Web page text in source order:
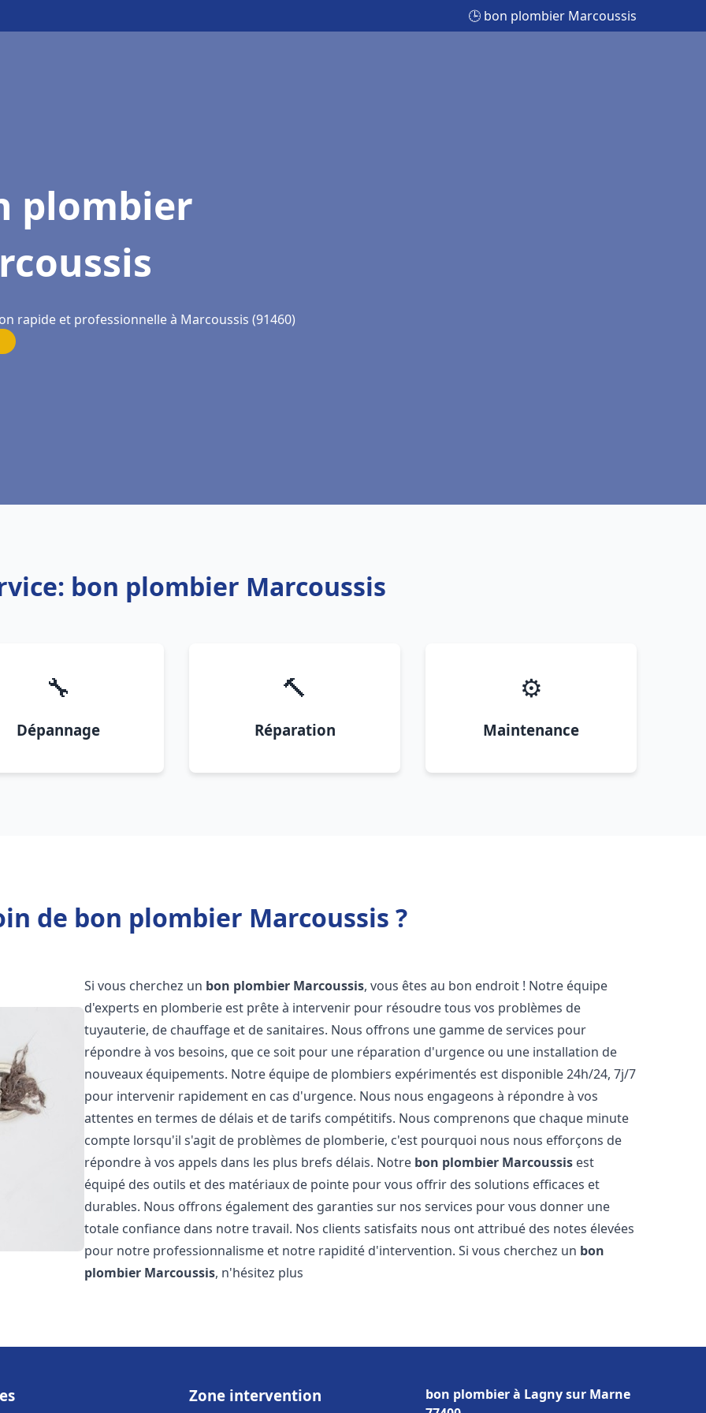
🕒 bon plombier Marcoussis
plombier
rapide et professionnelle à Marcoussis (91460)
bon plombier Marcoussis
🔧
Dépannage
🔨
Réparation
⚙️
Maintenance
de bon plombier Marcoussis ?
Si vous cherchez un bon plombier Marcoussis, vous êtes au bon endroit ! Notre équipe
d'experts en plomberie est prête à intervenir pour résoudre tous vos problèmes de
tuyauterie, de chauffage et de sanitaires. Nous offrons une gamme de services pour
répondre à vos besoins, que ce soit pour une réparation d'urgence ou une installation de
nouveaux équipements. Notre équipe de plombiers expérimentés est disponible 24h/24, 7j/7
pour intervenir rapidement en cas d'urgence. Nous nous engageons à répondre à vos
attentes en termes de délais et de tarifs compétitifs. Nous comprenons que chaque minute
compte lorsqu'il s'agit de problèmes de plomberie, c'est pourquoi nous nous efforçons de
répondre à vos appels dans les plus brefs délais. Notre bon plombier Marcoussis est
équipé des outils et des matériaux de pointe pour vous offrir des solutions efficaces et
durables. Nous offrons également des garanties sur nos services pour vous donner une
totale confiance dans notre travail. Nos clients satisfaits nous ont attribué des notes élevées
pour notre professionnalisme et notre rapidité d'intervention. Si vous cherchez un bon
plombier Marcoussis, n'hésitez plus
Zone intervention
bon plombier à Lagny sur Marne